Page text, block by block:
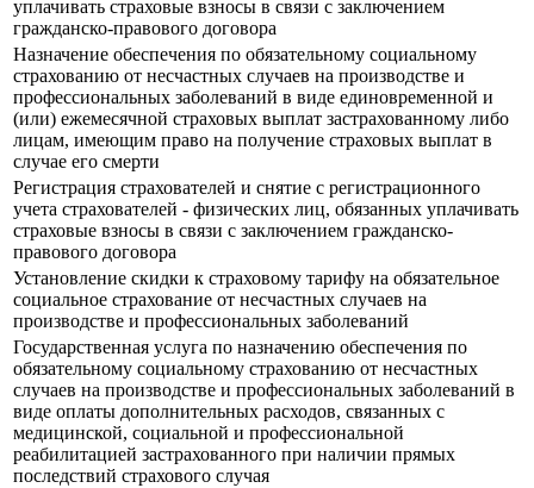
уплачивать страховые взносы в связи с заключением
гражданско-правового договора
Назначение обеспечения по обязательному социальному
страхованию от несчастных случаев на производстве и
профессиональных заболеваний в виде единовременной и
(или) ежемесячной страховых выплат застрахованному либо
лицам, имеющим право на получение страховых выплат в
случае его смерти
Регистрация страхователей и снятие с регистрационного
учета страхователей - физических лиц, обязанных уплачивать
страховые взносы в связи с заключением гражданско-
правового договора
Установление скидки к страховому тарифу на обязательное
социальное страхование от несчастных случаев на
производстве и профессиональных заболеваний
Государственная услуга по назначению обеспечения по
обязательному социальному страхованию от несчастных
случаев на производстве и профессиональных заболеваний в
виде оплаты дополнительных расходов, связанных с
медицинской, социальной и профессиональной
реабилитацией застрахованного при наличии прямых
последствий страхового случая